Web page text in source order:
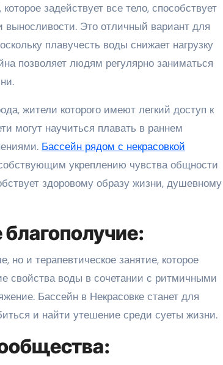
задействует все тело, способствует
Это отличный вариант для
плавучесть воды снижает нагрузку
позволяет людям регулярно заниматься
жители которого имеют легкий доступ к
могут научиться плавать в раннем
Бассейн рядом с некрасовкой
укреплению чувства общности
здоровому образу жизни, душевному
и терапевтическое занятие, которое
свойства воды в сочетании с ритмичными
Бассейн в Некрасовке станет для
и найти утешение среди суеты жизни.